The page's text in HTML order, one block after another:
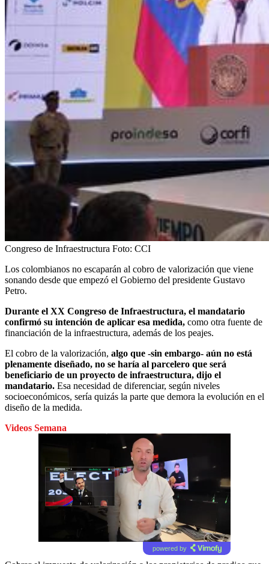
Congreso de Infraestructura Foto: CCI
Los colombianos no escaparán al cobro de valorización que viene
sonando desde que empezó el Gobierno del presidente Gustavo
Petro.
Durante el XX Congreso de Infraestructura, el mandatario
confirmó su intención de aplicar esa medida, como otra fuente de
financiación de la infraestructura, además de los peajes.
El cobro de la valorización, algo que -sin embargo- aún no está
plenamente diseñado, no se haría al parcelero que será
beneficiario de un proyecto de infraestructura, dijo el
mandatario. Esa necesidad de diferenciar, según niveles
socioeconómicos, sería quizás la parte que demora la evolución en el
diseño de la medida.
Videos Semana
powered by